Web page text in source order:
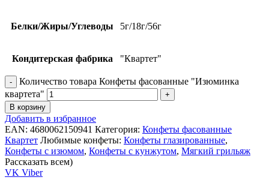
Белки/Жиры/Углеводы 5г/18г/56г
Кондитерская фабрика "Квартет"
Количество товара Конфеты фасованные "Изюминка
квартета"
В корзину
Добавить в избранное
EAN: 4680062150941 Категория: Конфеты фасованные
Квартет Любимые конфеты: Конфеты глазированные,
Конфеты с изюмом, Конфеты с кунжутом, Мягкий грильяж
Рассказать всем)
VK Viber